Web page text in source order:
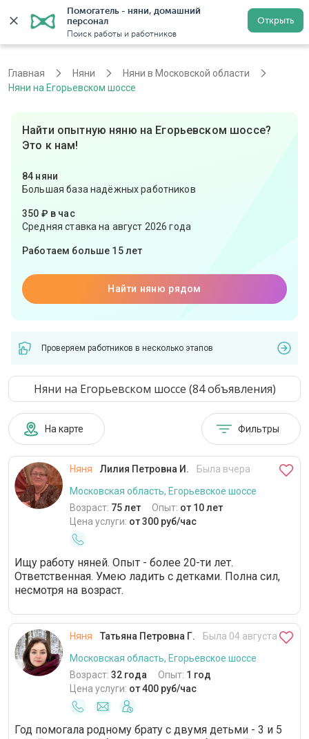
Помогатель - няни, домашний
персонал
Поиск работы и работников
Открыть
Регистрация
Главная Няни
Няни в Московской области
Няни на Егорьевском шоссе
Найти опытную няню на Егорьевском шоссе?
Это к нам!
84 няни
Большая база надёжных работников
350 ₽ в час
Средняя ставка на август 2026 года
Работаем больше 15 лет
Найти няню рядом
Проверяем работников в несколько этапов
Няни на Егорьевском шоссе (84 объявления)
На карте Фильтры
Няня Лилия Петровна И.
Была вчера
Московская область, Егорьевское шоссе
Возраст: 75 лет Опыт: от 10 лет
Цена услуги: от 300 руб/час
Ищу работу няней. Опыт - более 20-ти лет.
Ответственная. Умею ладить с детками. Полна сил,
несмотря на возраст.
Няня Татьяна Петровна Г.
Была 04 августа
Московская область, Егорьевское шоссе
Возраст: 32 года Опыт: 1 год
Цена услуги: от 400 руб/час
Год помогала родному брату с двумя детьми - 3 и 5